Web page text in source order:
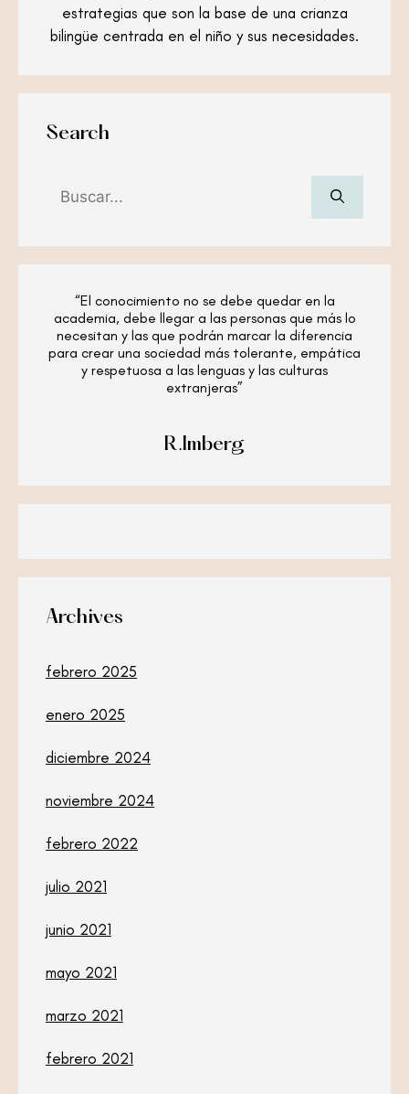
estrategias que son la base de una crianza
bilingüe centrada en el niño y sus necesidades.
Search
“El conocimiento no se debe quedar en la
academia, debe llegar a las personas que más lo
necesitan y las que podrán marcar la diferencia
para crear una sociedad más tolerante, empática
y respetuosa a las lenguas y las culturas
extranjeras”
R.Imberg
Archives
febrero 2025
enero 2025
diciembre 2024
noviembre 2024
febrero 2022
julio 2021
junio 2021
mayo 2021
marzo 2021
febrero 2021